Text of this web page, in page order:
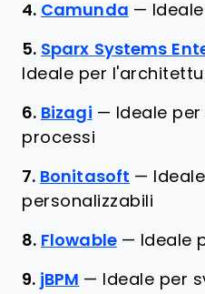
4. Camunda —
5. Sparx Systems
Ideale per
6. Bizagi — Ideale
processi
7. Bonitasoft —
personalizzabili
8. Flowable — Ideale
9. jBPM — Ideale per